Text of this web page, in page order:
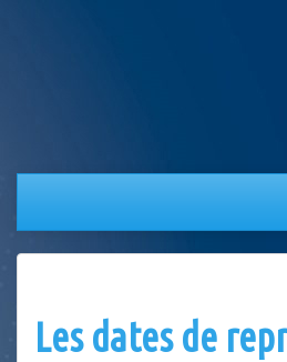
Les dates de